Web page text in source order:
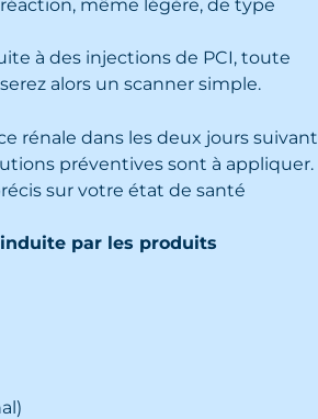
même légère, de type
à des injections de PCI, toute
alors un scanner simple.
rénale dans les deux jours suivant
préventives sont à appliquer.
sur votre état de santé
par les produits